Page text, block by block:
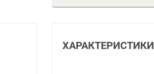
ХАРАКТЕРИСТИКИ